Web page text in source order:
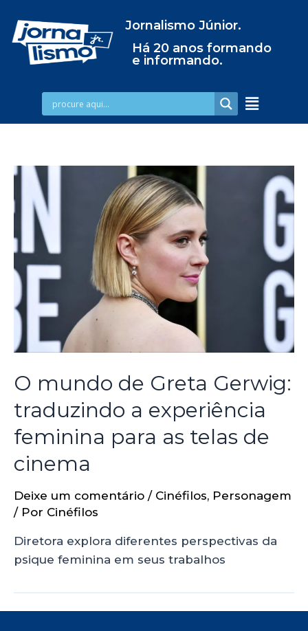
Jornalismo Júnior.
Há 20 anos formando
e informando.
O mundo de Greta Gerwig:
traduzindo a experiência
feminina para as telas de
cinema
Deixe um comentário / Cinéfilos, Personagem
/ Por Cinéfilos
Diretora explora diferentes perspectivas da
psique feminina em seus trabalhos